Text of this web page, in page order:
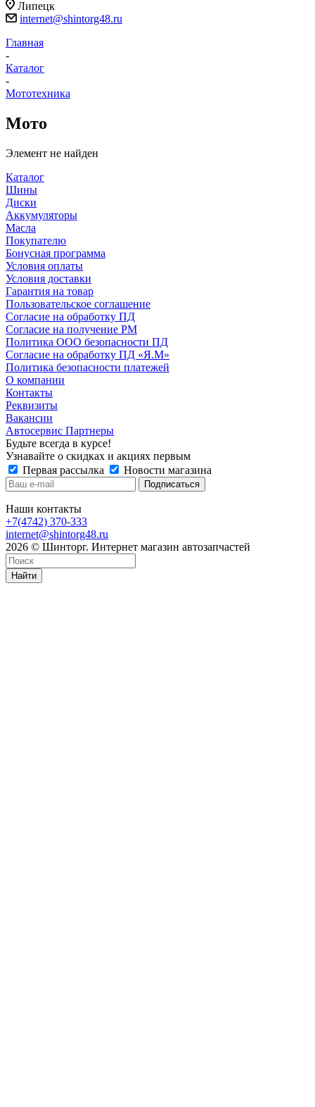
Липецк
internet@shintorg48.ru
Главная
-
Каталог
-
Мототехника
Мото
Элемент не найден
Каталог
Шины
Диски
Аккумуляторы
Масла
Покупателю
Бонусная программа
Условия оплаты
Условия доставки
Гарантия на товар
Пользовательское соглашение
Согласие на обработку ПД
Согласие на получение РМ
Политика ООО безопасности ПД
Согласие на обработку ПД «Я.М»
Политика безопасности платежей
О компании
Контакты
Реквизиты
Вакансии
Автосервис Партнеры
Будьте всегда в курсе!
Узнавайте о скидках и акциях первым
Первая рассылка
Новости магазина
Наши контакты
+7(4742) 370-333
internet@shintorg48.ru
2026 © Шинторг. Интернет магазин автозапчастей
Найти